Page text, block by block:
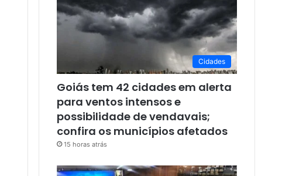
Cidades
Goiás tem 42 cidades em alerta
para ventos intensos e
possibilidade de vendavais;
confira os municípios afetados
15 horas atrás